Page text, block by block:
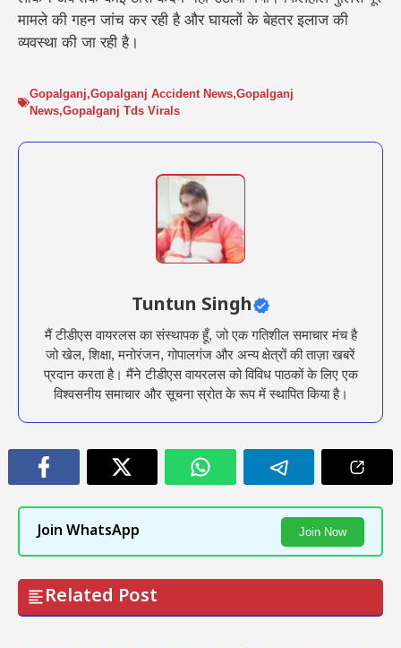
मामले की गहन जांच कर रही है और घायलों के बेहतर इलाज की
व्यवस्था की जा रही है।
Gopalganj,Gopalganj Accident News,Gopalganj
News,Gopalganj Tds Virals
Tuntun Singh
मैं टीडीएस वायरलस का संस्थापक हूँ, जो एक गतिशील समाचार मंच है
जो खेल, शिक्षा, मनोरंजन, गोपालगंज और अन्य क्षेत्रों की ताज़ा खबरें
प्रदान करता है। मैंने टीडीएस वायरलस को विविध पाठकों के लिए एक
विश्वसनीय समाचार और सूचना स्रोत के रूप में स्थापित किया है।
Join WhatsApp Join Now
Related Post